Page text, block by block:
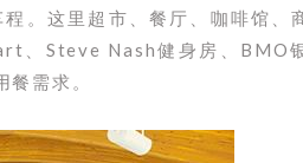
。 这里超市、餐厅、咖啡馆、
、Steve Nash健身房、BMO
需求。